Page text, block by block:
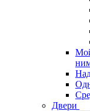
Двери